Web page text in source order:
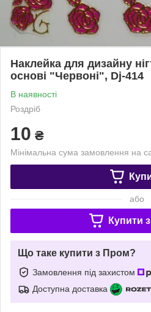
Наклейка для дизайну
основі "Червоні", Dj-414
В наявності
Роздріб
10 ₴
Мінімальна сума замовлення на
або
Купити з
Що таке купити з Пром?
Замовлення під захистом
Доступна доставка